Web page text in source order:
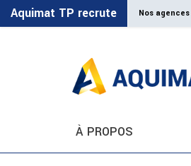
Aquimat TP recrute Nos agences
À PROPOS